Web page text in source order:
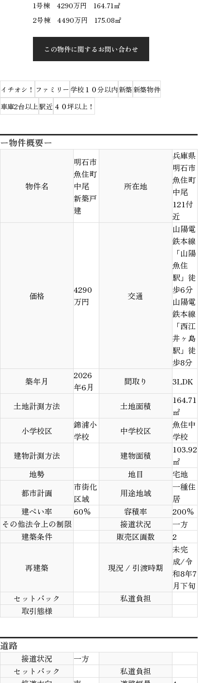
1号棟 4290万円 164.71㎡
2号棟 4490万円 175.08㎡
この物件に関するお問い合わせ
イチオシ！ ファミリー 学校１０分以内新築 新築物件
車庫2台以上駅近 ４０坪以上！
ー物件概要ー
物件名
明石市
魚住町
中尾
新築戸
建
所在地
兵庫県
明石市
魚住町
中尾
121付
近
価格
4290
万円
交通
山陽電
鉄本線
「山陽
魚住
駅」徒
歩6分
山陽電
鉄本線
「西江
井ヶ島
駅」徒
歩8分
築年月
2026
年6月
間取り 3LDK
土地計測方法 土地面積
164.71
㎡
小学校区
錦浦小
学校
中学校区
魚住中
学校
建物計測方法
建物面積
103.92
㎡
地勢
地目
宅地
都市計画
市街化
区域
用途地域
一種住
居
建ぺい率
60％ 容積率
200％
その他法令上の制限
接道状況
一方
建築条件
販売区画数 2
再建築 現況 / 引渡時期
未完
成/令
和8年7
月下旬
セットバック
私道負担
取引態様
道路
接道状況
一方
セットバック
私道負担